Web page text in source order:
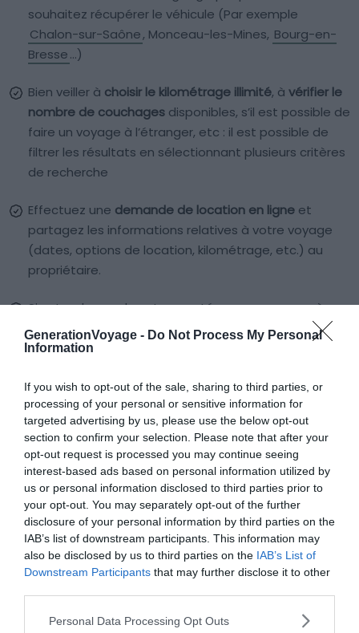
GenerationVoyage - Do Not Process My Personal
Information
If you wish to opt-out of the sale, sharing to third parties, or
processing of your personal or sensitive information for
targeted advertising by us, please use the below opt-out
section to confirm your selection. Please note that after your
opt-out request is processed you may continue seeing
interest-based ads based on personal information utilized by
us or personal information disclosed to third parties prior to
your opt-out. You may separately opt-out of the further
disclosure of your personal information by third parties on the
IAB’s list of downstream participants. This information may
also be disclosed by us to third parties on the IAB’s List of
Downstream Participants that may further disclose it to other
Personal Data Processing Opt Outs
souhaitez récupérer le véhicule (Par exemple
Chalon-sur-Saône, Monceau-les-Mines, Bourg-en-
Bresse…)
Bien veiller à choisir le kilométrage illimité, à vérifier le
nombre de couchages disponibles, s’il est possible de
faire un voyage à l’étranger, etc : il est possible de
filtrer les résultats en sélectionnant plusieurs critères
de recherche
Effectuez une demande de location en ligne et
partagez les informations relatives à votre voyage
(dates, options de location, kilométrage, etc.) au
propriétaire.
Si votre demande est acceptée, vous aurez après
paiement accès aux coordonnées du propriétaire
pour mettre en place une
première rencontre
Le jour du départ, présentez votre permis de conduire
et versez lacaution.
L’état des lieux est effectué et un contrat de
location est signé entre les deux parties. Au retour,
après avoir effectué un voyage inoubliable, signez
l’état des lieux de retour et le tour est joué !
Louez un camping-car autour de Narbonne
Quel est le prix d’une location de